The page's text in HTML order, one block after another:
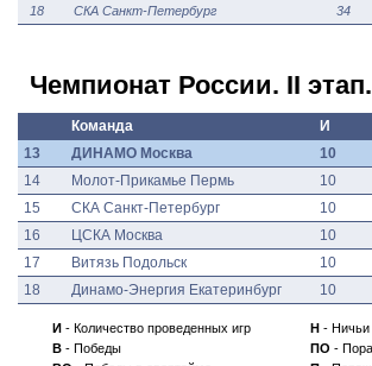
18
СКА Санкт-Петербург 34
Чемпионат России. II
Команда И
13
ДИНАМО Москва 10
14
Молот-Прикамье Пермь 10
15
СКА Санкт-Петербург 10
16
ЦСКА Москва 10
17
Витязь Подольск 10
18
Динамо-Энергия Екатеринбург 10
И - Количество проведенных игр
В - Победы
Н - Ничьи
ПО -